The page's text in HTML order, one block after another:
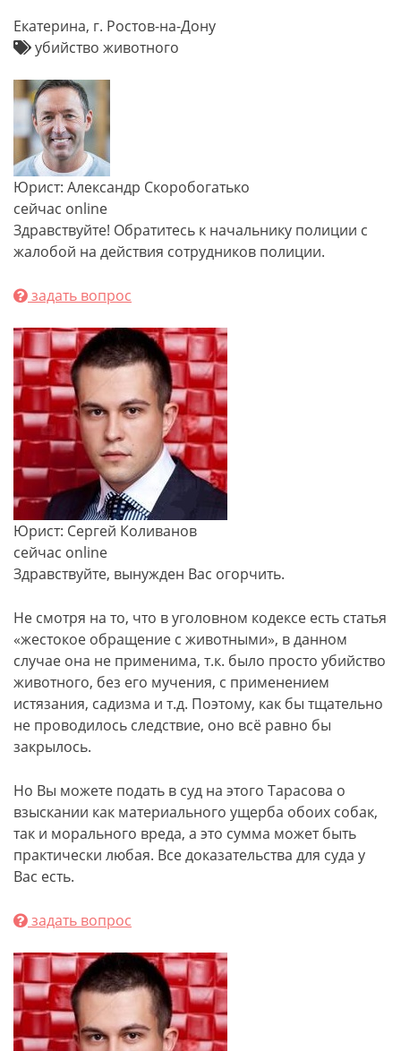
Екатерина, г. Ростов-на-Дону
убийство животного
Юрист: Александр Скоробогатько
сейчас online
Здравствуйте! Обратитесь к начальнику полиции с
жалобой на действия сотрудников полиции.
задать вопрос
Юрист: Сергей Коливанов
сейчас online
Здравствуйте, вынужден Вас огорчить.
Не смотря на то, что в уголовном кодексе есть статья
«жестокое обращение с животными», в данном
случае она не применима, т.к. было просто убийство
животного, без его мучения, с применением
истязания, садизма и т.д. Поэтому, как бы тщательно
не проводилось следствие, оно всё равно бы
закрылось.
Но Вы можете подать в суд на этого Тарасова о
взыскании как материального ущерба обоих собак,
так и морального вреда, а это сумма может быть
практически любая. Все доказательства для суда у
Вас есть.
задать вопрос